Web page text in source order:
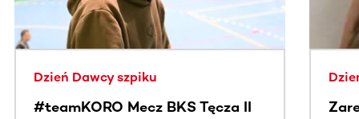
Dzień Dawcy szpiku
#teamKORO Mecz BKS Tęcza II